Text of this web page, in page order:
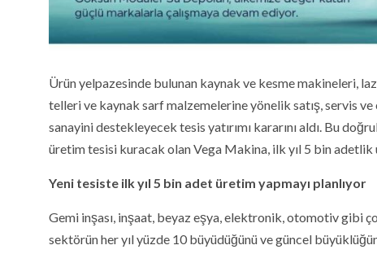
Ürün yelpazesinde bulunan kaynak ve kesme makineleri,
telleri ve kaynak sarf malzemelerine yönelik satış, servis
sanayini destekleyecek tesis yatırımı kararını aldı. Bu
üretim tesisi kuracak olan Vega Makina, ilk yıl 5 bin
Yeni tesiste ilk yıl 5 bin adet üretim yapmayı planlıyor
Gemi inşası, inşaat, beyaz eşya, elektronik, otomotiv gibi
sektörün her yıl yüzde 10 büyüdüğünü ve güncel